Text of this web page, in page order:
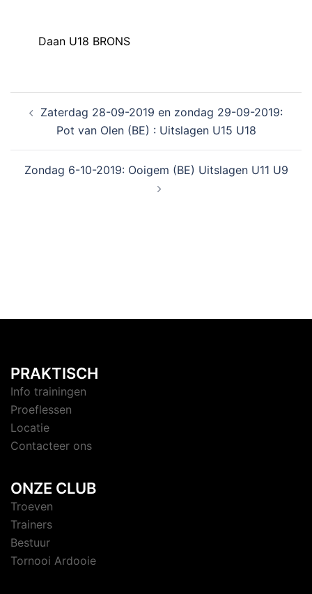
Daan U18 BRONS
Zaterdag 28-09-2019 en zondag 29-09-2019:
Pot van Olen (BE) : Uitslagen U15 U18
Zondag 6-10-2019: Ooigem (BE) Uitslagen U11 U9
PRAKTISCH
Info trainingen
Proeflessen
Locatie
Contacteer ons
ONZE CLUB
Troeven
Trainers
Bestuur
Tornooi Ardooie